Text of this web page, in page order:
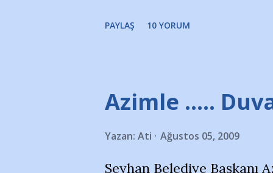
Temsilcisi Faruk Zapçı’nın
Hikayesi’ne başlıyorum…
PAYLAŞ 10 YORUM
Azimle .....
Yazan: Ati Ağustos 05, 2009
Seyhan Belediye Başkanı